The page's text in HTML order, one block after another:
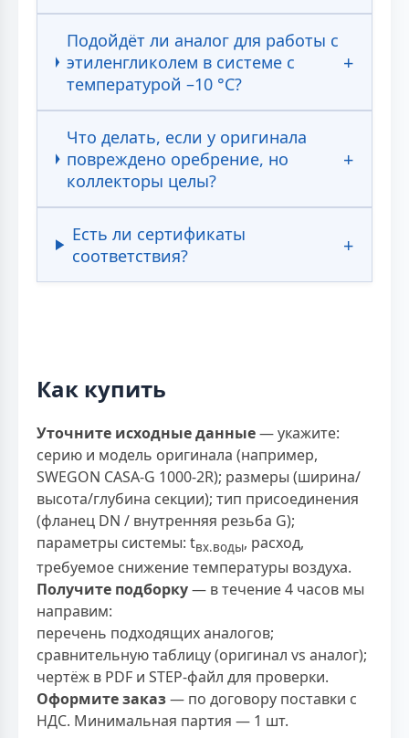
Подойдёт ли аналог для работы с
этиленгликолем в системе с
температурой –10 °C?
Что делать, если у оригинала
повреждено оребрение, но
коллекторы целы?
Есть ли сертификаты
соответствия?
Как купить
Уточните исходные данные— укажите:
серию и модель оригинала (например,
SWEGON CASA-G 1000-2R); размеры (ширина/
высота/глубина секции); тип присоединения
(фланец DN / внутренняя резьба G);
параметры системы: tвх.воды, расход,
требуемое снижение температуры воздуха.
Получите подборку— в течение 4 часов мы
направим:
перечень подходящих аналогов;
сравнительную таблицу (оригинал vs аналог);
чертёж в PDF и STEP-файл для проверки.
Оформите заказ— по договору поставки с
НДС. Минимальная партия — 1 шт.